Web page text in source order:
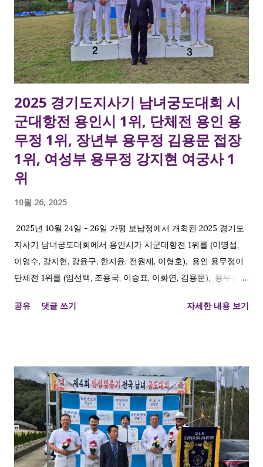
2025 경기도지사기 남녀궁도대회 시
군대항전 용인시 1위, 단체전 용인 용
무정 1위, 장년부 용무정 김용문 접장
1위, 여성부 용무정 강지현 여궁사 1
위
10월 26, 2025
2025년 10월 24일 - 26일 가평 보납정에서 개최된 2025 경기도
지사기 남녀궁도대회에서 용인시가 시군대항전 1위를 (이명섭,
이영수, 강지현, 강윤구, 한지윤, 전원제, 이형호), 용인 용무정이
단체전 1위를 (임선택, 조용국, 이승표, 이화연, 김용문), 용무정
성부 1위 를 차지하였습니다. 용인시와 용무정에서 해당 대회 종
전 장년부 1위 김용문접장 개인전 여성부 1위 강지현 접장
공유 댓글 쓰기 자세한 내용 보기